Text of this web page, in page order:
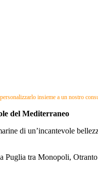
insieme a un nostro
del Mediterraneo
di un’incantevole
Puglia tra Monopoli,